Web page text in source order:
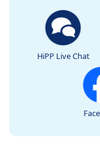
HiPP Live Chat